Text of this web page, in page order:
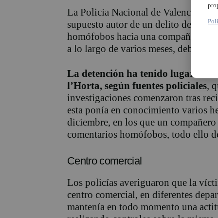
La Policía Nacional de Valencia ha
supuesto autor de un delito de odio,
homófobos hacia una compañera
a lo largo de varios meses, debido a
La detención ha tenido lugar en
l’Horta, según fuentes policiales,
investigaciones comenzaron tras
esta ponía en conocimiento varios
diciembre, en los que un
comentarios homófobos, todo ello
Centro comercial
Los policías averiguaron que la
centro comercial, en diferentes
mantenía en todo momento una